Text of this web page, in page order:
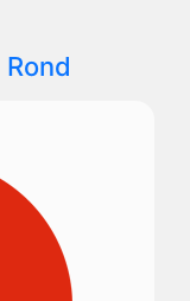
Rond